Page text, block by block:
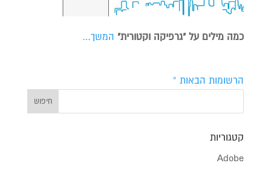
כמה מילים על "גרפיקה וקטורית" המשך…
הרשומות הבאות »
קטגוריות
Adobe